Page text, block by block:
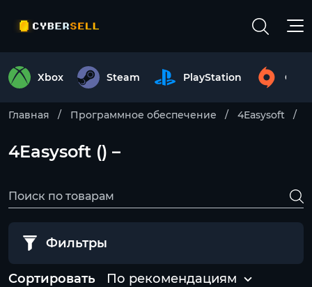
Xbox Steam PlayStation
Главная Программное обеспечение 4Easysoft
4Easysoft () –
Фильтры
Сортировать По рекомендациям